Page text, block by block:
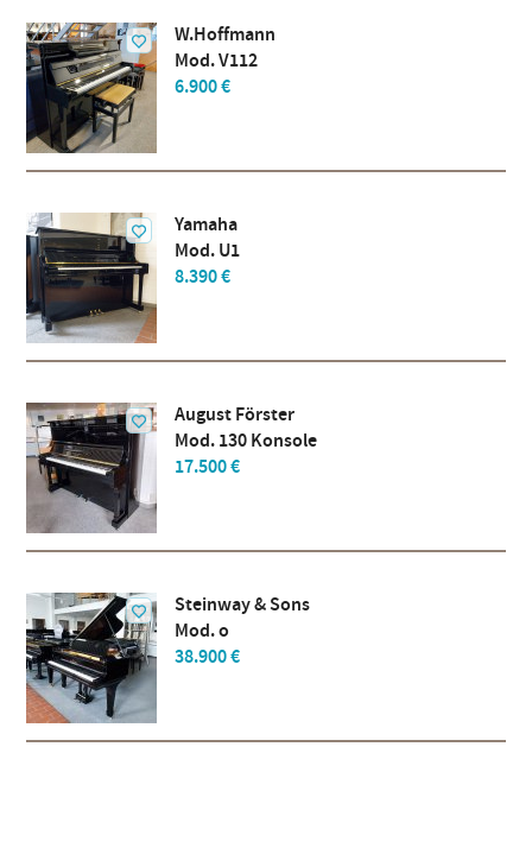
W.Hoffmann
Mod. V112
6.900 €
Yamaha
Mod. U1
8.390 €
August Förster
Mod. 130 Konsole
17.500 €
Steinway & Sons
Mod. o
38.900 €